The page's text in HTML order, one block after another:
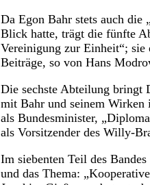
Da Egon Bahr stets auch die
Blick hatte, trägt die fünfte
Vereinigung zur Einheit“; sie
Beiträge, so von Hans
Die sechste Abteilung bringt
mit Bahr und seinem Wirken
als Bundesminister,
als Vorsitzender des Willy-
Im siebenten Teil des
und das Thema: